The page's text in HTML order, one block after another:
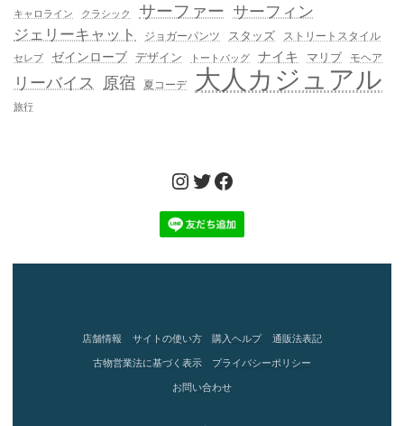
キャロライン クラシック サーファー サーフィン
ジェリーキャット
ジョガーパンツ スタッズ ストリートスタイル
セレブ ゼインローブ デザイン トートバッグ ナイキ マリブ モヘア
リーバイス 原宿 夏コーデ 大人カジュアル
旅行
Instagram
Twitter
Facebook
店舗情報 サイトの使い方 購入ヘルプ 通販法表記
古物営業法に基づく表示 プライバシーポリシー
お問い合わせ